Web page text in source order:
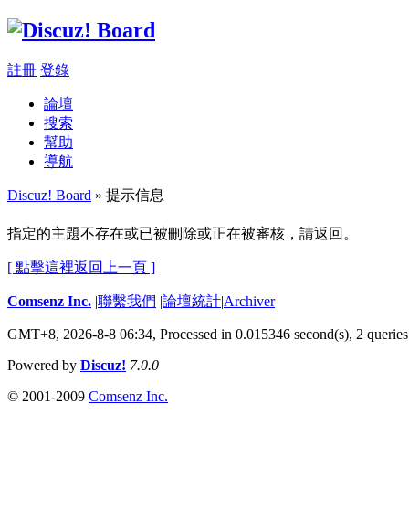
註冊 登錄
論壇
搜索
幫助
導航
Discuz! Board » 提示信息
指定的主題不存在或已被刪除或正在被審核，請返回。
[ 點擊這裡返回上一頁 ]
Comsenz Inc. |聯繫我們 |論壇統計|Archiver
GMT+8, 2026-8-8 06:34, Processed in 0.015346 second(s), 2 queries
Powered by Discuz! 7.0.0
© 2001-2009 Comsenz Inc.